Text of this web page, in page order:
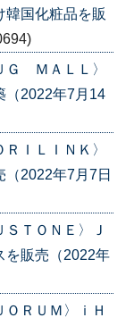
韓国化粧品を販
ＭＡＬＬ〉
（2022年7月14
ＩＬＩＮＫ〉
2022年7月7日
ＴＯＮＥ〉Ｊ
を販売（2022年
ＲＵＭ〉ｉＨ